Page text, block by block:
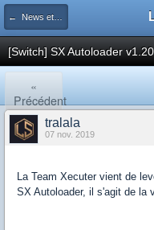
← News et actualités postées sur LS
[Switch] SX Autoloader
«
Précédent
tralala
07 nov. 2019
La Team Xecuter vient de
SX Autoloader, il s'agit de la